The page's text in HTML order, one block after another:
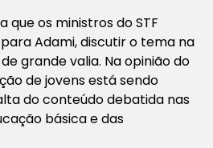
que os ministros do STF
Adami, discutir o tema na
grande valia. Na opinião do
de jovens está sendo
do conteúdo debatida nas
básica e das